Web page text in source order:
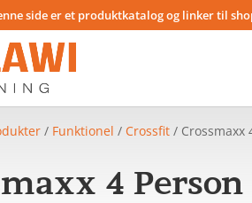
side er et produktkatalog og linker til
/ Funktionel / Crossfit / Crossmaxx
4